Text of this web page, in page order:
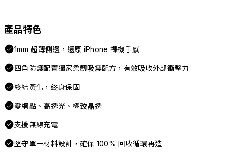
產品特色
1mm 超薄側邊，還原 iPhone 裸機手感
四角防護配置獨家柔韌吸震配方，有效吸收外部衝擊力
終結黃化，終身保固
零網點、高透光、極致晶透
支援無線充電
堅守單一材料設計，確保 100% 回收循環再造